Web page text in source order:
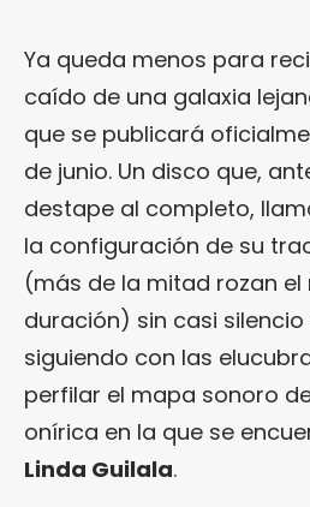
Ya queda menos para
caído de una galaxia
que se publicará
de junio. Un disco que,
destape al completo,
la configuración de su
(más de la mitad rozan el
duración) sin casi silencio
siguiendo con las
perfilar el mapa sonoro
onírica en la que se
Linda Guilala.